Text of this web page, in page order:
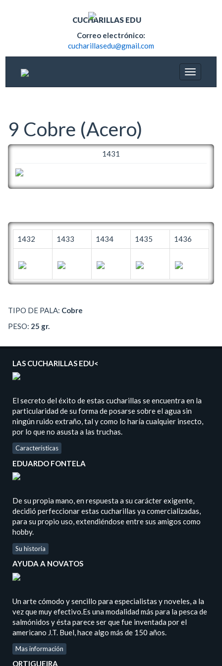
CUCHARILLAS EDU
Correo electrónico:
cucharillasedu@gmail.com
9 Cobre (Acero)
1431
1432 1433 1434 1435 1436
TIPO DE PALA: Cobre
PESO: 25 gr.
LAS CUCHARILLAS EDU<
El secreto del éxito de estas cucharillas se encuentra en la
particularidad de su forma de posarse sobre el agua sin
ningún ruido extraño, tal y como lo haría cualquier insecto,
por lo que no asusta a las truchas.
Características
EDUARDO FONTELA
De su propia mano, en respuesta a su carácter exigente,
decidió perfeccionar estas cucharillas ya comercializadas,
para su propio uso, extendiéndose entre sus amigos como
hobby.
Su historia
AYUDA A NOVATOS
Un arte cómodo y sencillo para especialistas y noveles, a la
vez que muy efectivo.Es una modalidad más para la pesca de
salmónidos y ésta parece ser que fue inventada por el
americano J.T. Buel, hace algo más de 150 años.
Mas información
ORTIGUEIRA